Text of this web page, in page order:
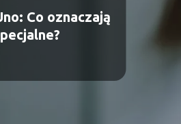
Co oznaczają